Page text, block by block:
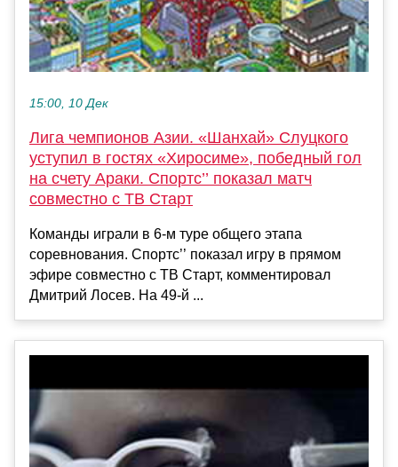
15:00, 10 Дек
Лига чемпионов Азии. «Шанхай» Слуцкого
уступил в гостях «Хиросиме», победный гол
на счету Араки. Спортс’’ показал матч
совместно с ТВ Старт
Команды играли в 6-м туре общего этапа
соревнования. Спортс’’ показал игру в прямом
эфире совместно с ТВ Старт, комментировал
Дмитрий Лосев. На 49-й ...